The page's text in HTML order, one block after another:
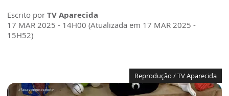
Escrito por TV Aparecida
17 MAR 2025 - 14H00 (Atualizada em 17 MAR 2025 -
15H52)
Reprodução / TV Aparecida